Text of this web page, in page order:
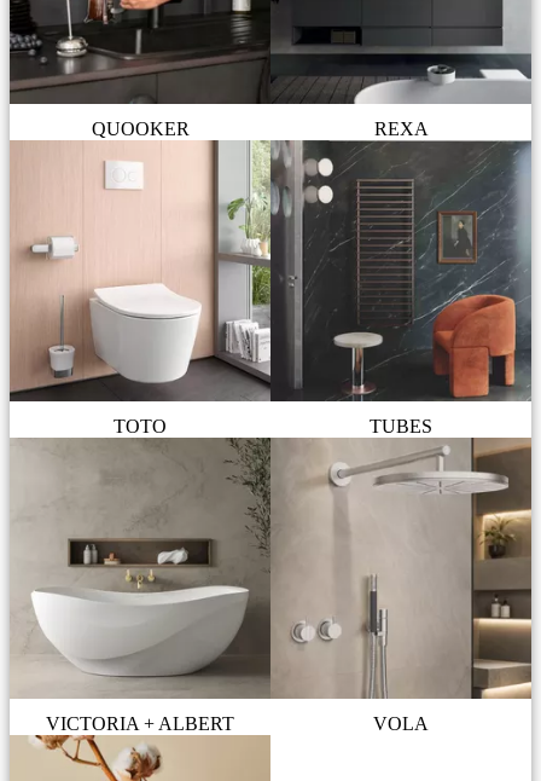
QUOOKER REXA
TOTO TUBES
VICTORIA + ALBERT VOLA